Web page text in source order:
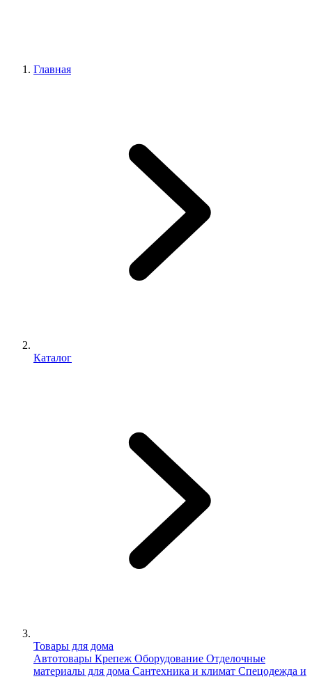
Главная
Каталог
Товары для дома
Автотовары Крепеж Оборудование Отделочные
материалы для дома Сантехника и климат Спецодежда и